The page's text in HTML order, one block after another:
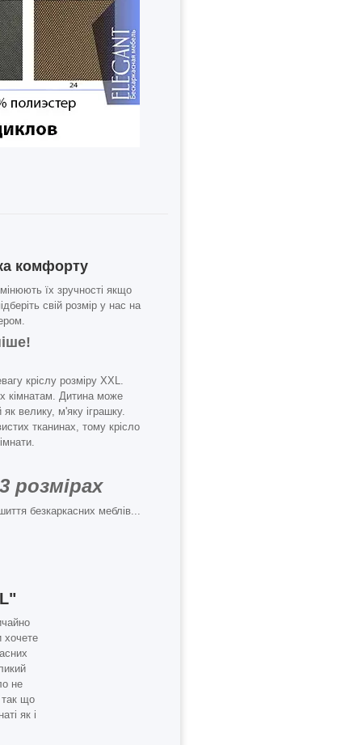
комфорту
їх зручності якщо
свій розмір у нас на
кріслу розміру XXL.
кімнатам. Дитина може
велику, м'яку іграшку.
тканинах, тому крісло
розмірах
безкаркасних меблів...
не
так що
як і